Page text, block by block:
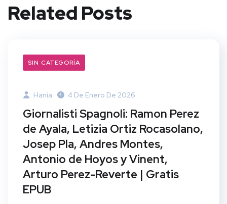
Related Posts
SIN CATEGORÍA
Hania 4 De Enero De 2026
Giornalisti Spagnoli: Ramon Perez
de Ayala, Letizia Ortiz Rocasolano,
Josep Pla, Andres Montes,
Antonio de Hoyos y Vinent,
Arturo Perez-Reverte | Gratis
EPUB